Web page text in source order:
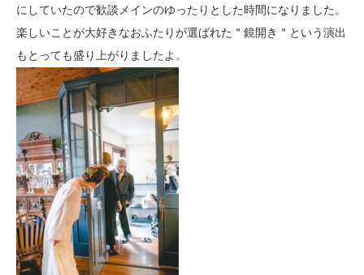
にしていたので歓談メインのゆったりとした時間になりました。
楽しいことが大好きなおふたりが選ばれた＂鏡開き＂という演出
もとっても盛り上がりましたよ。